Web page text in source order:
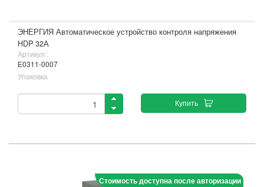
ЭНЕРГИЯ Автоматическое устройство контроля напряжения
HDP 32А
Артикул :
Е0311-0007
Упаковка
Купить
Стоимость доступна после авторизации